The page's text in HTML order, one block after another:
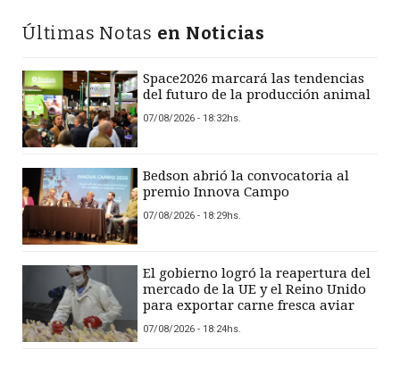
Últimas Notas en Noticias
Space2026 marcará las tendencias
del futuro de la producción animal
07/08/2026 - 18:32hs.
Bedson abrió la convocatoria al
premio Innova Campo
07/08/2026 - 18:29hs.
El gobierno logró la reapertura del
mercado de la UE y el Reino Unido
para exportar carne fresca aviar
07/08/2026 - 18:24hs.